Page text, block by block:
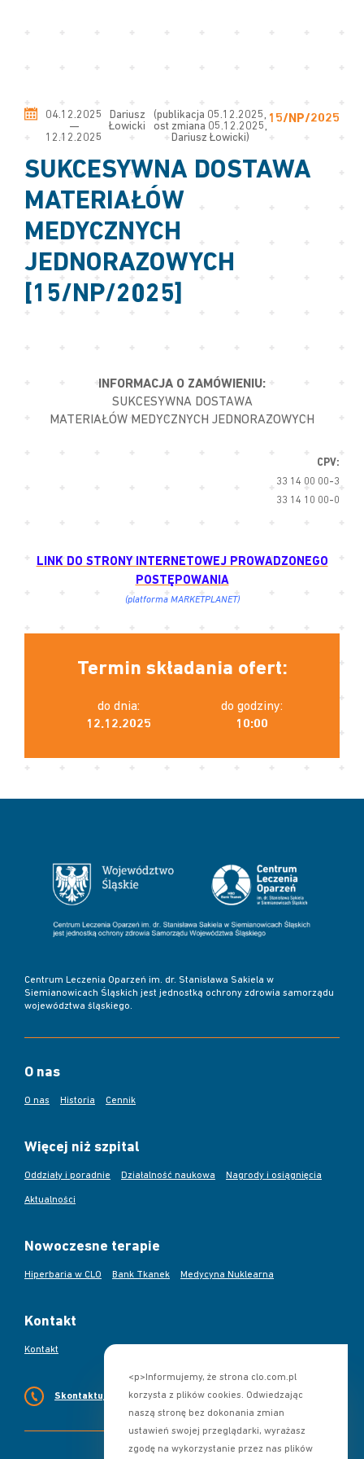
04.12.2025
—
12.12.2025
Dariusz
Łowicki
(publikacja 05.12.2025,
ost zmiana 05.12.2025,
Dariusz Łowicki)
15/NP/2025
SUKCESYWNA DOSTAWA
MATERIAŁÓW
MEDYCZNYCH
JEDNORAZOWYCH
[15/NP/2025]
INFORMACJA O ZAMÓWIENIU:
SUKCESYWNA DOSTAWA
MATERIAŁÓW MEDYCZNYCH JEDNORAZOWYCH
CPV:
33 14 00 00-3
33 14 10 00-0
LINK DO STRONY INTERNETOWEJ PROWADZONEGO
POSTĘPOWANIA
(platforma MARKETPLANET)
Termin składania ofert:
do dnia:
12.12.2025
do godziny:
10:00
Centrum Leczenia Oparzeń im. dr. Stanisława Sakiela w
Siemianowicach Śląskich jest jednostką ochrony zdrowia samorządu
województwa śląskiego.
O nas
O nas Historia Cennik
Więcej niż szpital
Oddziały i poradnie Działalność naukowa Nagrody i osiągnięcia
Aktualności
Nowoczesne terapie
Hiperbaria w CLO Bank Tkanek Medycyna Nuklearna
Kontakt
Kontakt
Skontaktuj się z nami
<p>Informujemy, że strona clo.com.pl
korzysta z plików cookies. Odwiedzając
naszą stronę bez dokonania zmian
ustawień swojej przeglądarki, wyrażasz
zgodę na wykorzystanie przez nas plików